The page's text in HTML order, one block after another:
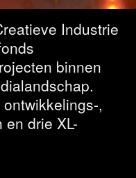
Industrie
binnen
,
drie XL-